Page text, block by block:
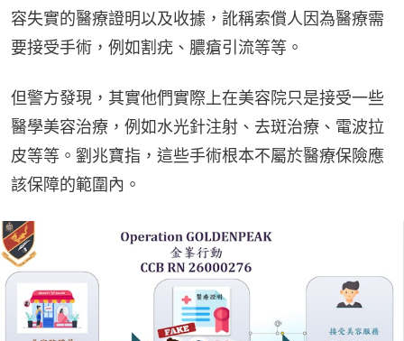
容失實的醫療證明以及收據，訛稱索償人因為醫療需
要接受手術，例如割疣、膿瘡引流等等。
但警方發現，其實他們實際上在美容院只是接受一些
醫學美容治療，例如水光針注射、去斑治療、電波拉
皮等等。劉兆寶指，這些手術根本不屬於醫療保險應
該保障的範圍內。